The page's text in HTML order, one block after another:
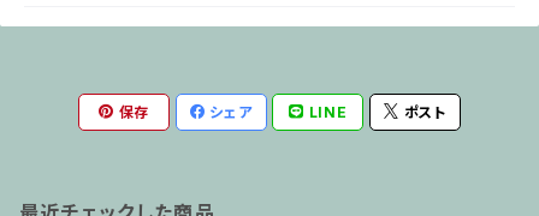
保存 シェア LINE ポスト